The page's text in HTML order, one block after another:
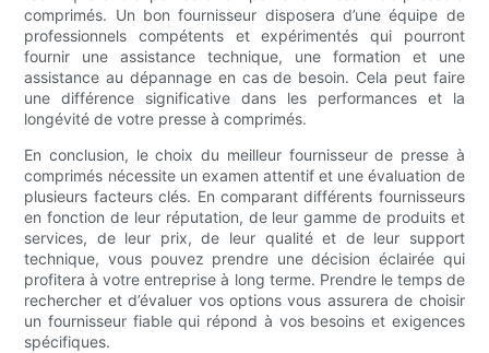
comprimés. Un bon fournisseur disposera d’une équipe de
professionnels compétents et expérimentés qui pourront
fournir une assistance technique, une formation et une
assistance au dépannage en cas de besoin. Cela peut faire
une différence significative dans les performances et la
longévité de votre presse à comprimés.
En conclusion, le choix du meilleur fournisseur de presse à
comprimés nécessite un examen attentif et une évaluation de
plusieurs facteurs clés. En comparant différents fournisseurs
en fonction de leur réputation, de leur gamme de produits et
services, de leur prix, de leur qualité et de leur support
technique, vous pouvez prendre une décision éclairée qui
profitera à votre entreprise à long terme. Prendre le temps de
rechercher et d’évaluer vos options vous assurera de choisir
un fournisseur fiable qui répond à vos besoins et exigences
spécifiques.